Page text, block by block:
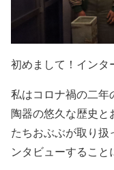
初めまして！インタ
私はコロナ禍の二年
陶器の悠久な歴史
たちおぶぶが取り扱
ンタビューすること